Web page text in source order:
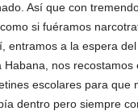
Así que con
si fuéramos
entramos a la espera
Habana, nos recostamos
escolares para que
dentro pero siempre